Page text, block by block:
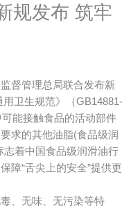
规发布 筑牢
督管理总局联合发布新
卫生规范》（GB14881-
能接触食品的活动部件
求的其他油脂(食品级润
着中国食品级润滑油行
障“舌尖上的安全”提供更
、无味、无污染等特